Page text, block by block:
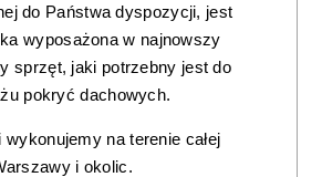
do Państwa dyspozycji, jest
wyposażona w najnowszy
sprzęt, jaki potrzebny jest do
pokryć dachowych.
wykonujemy na terenie całej
i okolic.